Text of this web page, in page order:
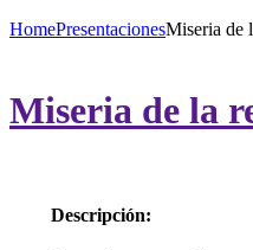
HomePresentacionesMiseria de
Miseria de la
Descripción: